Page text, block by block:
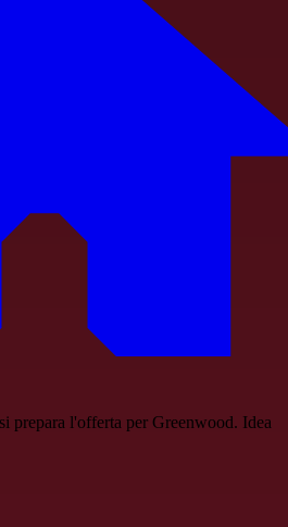
prepara l'offerta per Greenwood. Idea